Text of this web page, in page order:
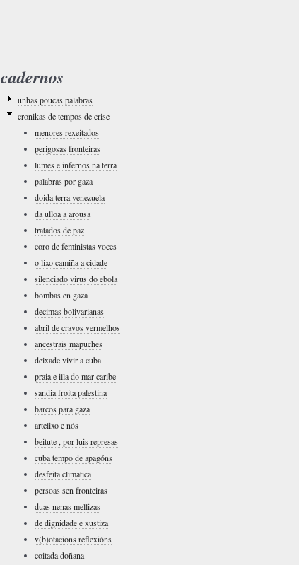
cadernos
unhas poucas palabras
cronikas de tempos de crise
menores rexeitados
perigosas fronteiras
lumes e infernos na terra
palabras por gaza
doida terra venezuela
da ulloa a arousa
tratados de paz
coro de feministas voces
o lixo camiña a cidade
silenciado virus do ebola
bombas en gaza
decimas bolivarianas
abril de cravos vermelhos
ancestrais mapuches
deixade vivir a cuba
praia e illa do mar caribe
sandia froita palestina
barcos para gaza
artelixo e nós
beitute , por luis represas
cuba tempo de apagóns
desfeita climatica
persoas sen fronteiras
duas nenas mellizas
de dignidade e xustiza
v(b)otacions reflexións
coitada doñana